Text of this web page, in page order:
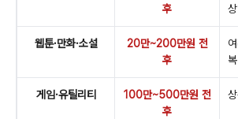
후
웹툰·만화·소설
20만~200만원 전
후
게임·유틸리티
100만~500만원 전
후